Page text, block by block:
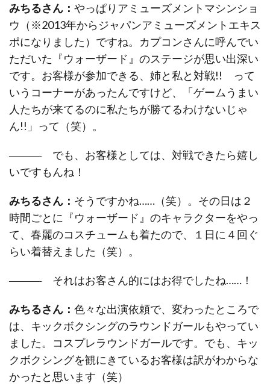
みちるさん： やっぱりアミューズメントマシンショ
ウ（※2013年からジャパンアミューズメントエキス
ポになりました）ですね。カプコンさんに呼んでい
ただいた『ウォーザード』のステージが思い出深い
です。お客様が参加できる、姉と私と対戦!! って
いうコーナーがあったんですけど、「ゲームうまい
人たちが来てるのに私たちが勝てるわけないじゃ
ん!!」って（笑）。
――― でも、お客様としては、対戦できたら嬉し
いですもんね！
みちるさん： そうですかね……（笑）。その日は２
時間ごとに『ウォーザード』のキャラクターをやっ
て、春麗のコスチュームも着たので、１日に４回ぐ
らい着替えました（笑）。
――― それはお客さん的にはお得でしたね……！
みちるさん： 色々な出演依頼で、変わったところで
は、キックボクシングのラウンドガールもやってい
ました。コスプレラウンドガールです。でも、キッ
クボクシングを観にきているお客様は訳がわからな
かったと思います（笑）